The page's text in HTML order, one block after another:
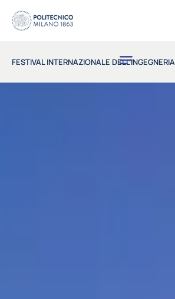
FESTIVAL INTERNAZIONALE DELL’INGEGNERIA